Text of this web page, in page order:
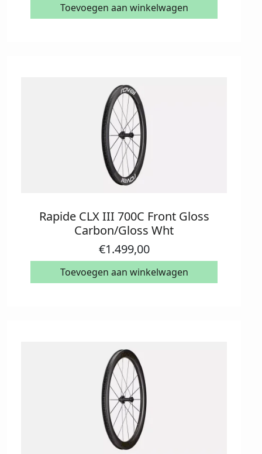
Toevoegen aan winkelwagen
Rapide CLX III 700C Front Gloss
Carbon/Gloss Wht
€1.499,00
Toevoegen aan winkelwagen